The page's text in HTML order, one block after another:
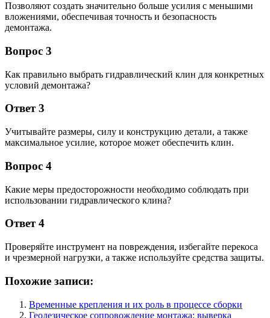
Позволяют создать значительно больше усилия с меньшими
вложениями, обеспечивая точность и безопасность
демонтажа.
Вопрос 3
Как правильно выбрать гидравлический клин для конкретных
условий демонтажа?
Ответ 3
Учитывайте размеры, силу и конструкцию детали, а также
максимальное усилие, которое может обеспечить клин.
Вопрос 4
Какие меры предосторожности необходимо соблюдать при
использовании гидравлического клина?
Ответ 4
Проверяйте инструмент на повреждения, избегайте перекоса
и чрезмерной нагрузки, а также используйте средства защиты.
Похожие записи:
Временные крепления и их роль в процессе сборки
Геодезическое сопровождение монтажа: выверка